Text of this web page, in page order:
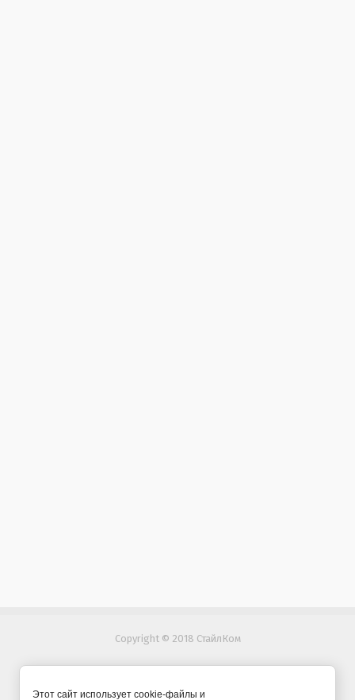
Copyright © 2018 СтайлКом
Этот сайт использует cookie-файлы и